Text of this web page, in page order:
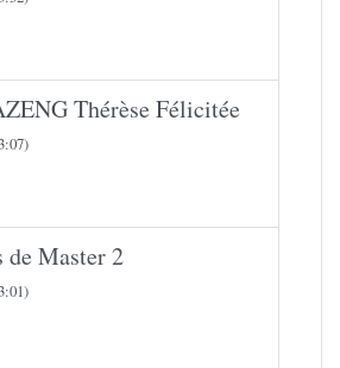
Thérèse Félicitée
de Master 2